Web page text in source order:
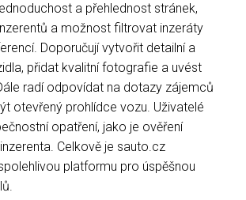
a přehlednost stránek,
a možnost filtrovat inzeráty
Doporučují vytvořit detailní a
přidat kvalitní fotografie a uvést
radí odpovídat na dotazy zájemců
otevřený prohlídce vozu. Uživatelé
opatření, jako je ověření
Celkově je sauto.cz
platformu pro úspěšnou